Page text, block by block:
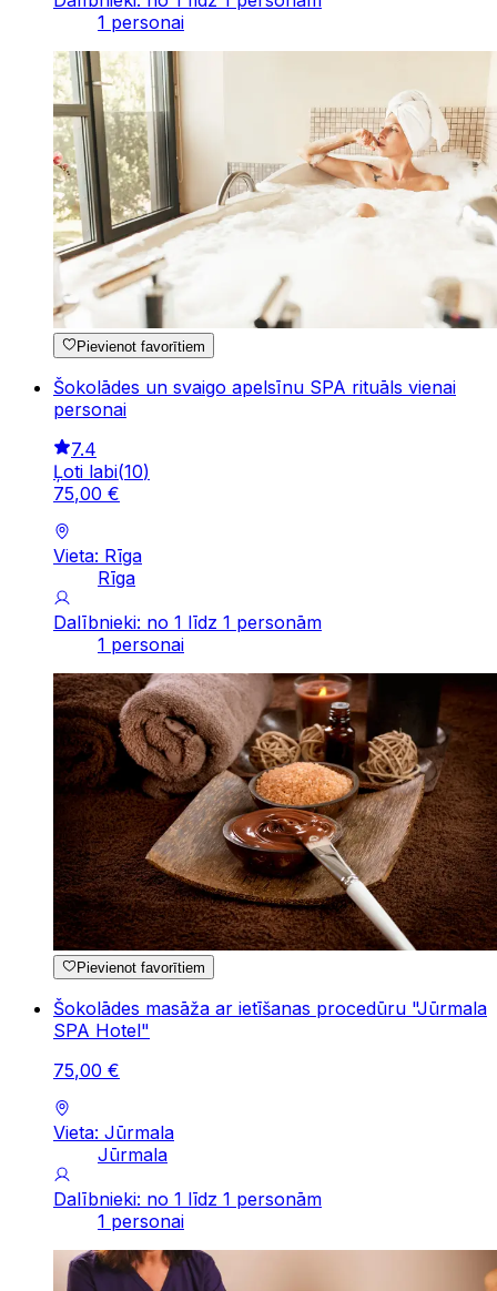
1 personai
Pievienot favorītiem
Šokolādes un svaigo apelsīnu SPA rituāls vienai
personai
7.4
Ļoti labi(10)
75,00 €
Vieta: Rīga
Rīga
Dalībnieki: no 1 līdz 1 personām
1 personai
Pievienot favorītiem
Šokolādes masāža ar ietīšanas procedūru "Jūrmala
SPA Hotel"
75,00 €
Vieta: Jūrmala
Jūrmala
Dalībnieki: no 1 līdz 1 personām
1 personai